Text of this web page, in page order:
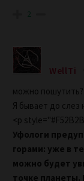
2
WellTi
можно пошутить?
Я бывает до слез
<p
Уфологи
горами: уже в
можно будет
точке